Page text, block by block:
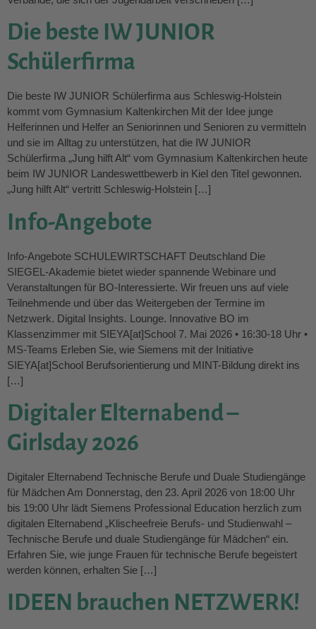
Die beste IW JUNIOR
Schülerfirma
Die beste IW JUNIOR Schülerfirma aus Schleswig-Holstein
kommt vom Gymnasium Kaltenkirchen Mit der Idee junge
Helferinnen und Helfer an Seniorinnen und Senioren zu vermitteln
und sie im Alltag zu unterstützen, hat die IW JUNIOR
Schülerfirma „Jung hilft Alt“ vom Gymnasium Kaltenkirchen heute
beim IW JUNIOR Landeswettbewerb in Kiel den Titel gewonnen.
„Jung hilft Alt“ vertritt Schleswig-Holstein […]
Info-Angebote
Info-Angebote SCHULEWIRTSCHAFT Deutschland Die
SIEGEL‑Akademie bietet wieder spannende Webinare und
Veranstaltungen für BO‑Interessierte. Wir freuen uns auf viele
Teilnehmende und über das Weitergeben der Termine im
Netzwerk. Digital Insights. Lounge. Innovative BO im
Klassenzimmer mit SIEYA[at]School 7. Mai 2026 • 16:30-18 Uhr •
MS-Teams Erleben Sie, wie Siemens mit der Initiative
SIEYA[at]School Berufsorientierung und MINT-Bildung direkt ins
[…]
Digitaler Elternabend –
Girlsday 2026
Digitaler Elternabend Technische Berufe und Duale Studiengänge
für Mädchen Am Donnerstag, den 23. April 2026 von 18:00 Uhr
bis 19:00 Uhr lädt Siemens Professional Education herzlich zum
digitalen Elternabend „Klischeefreie Berufs- und Studienwahl –
Technische Berufe und duale Studiengänge für Mädchen“ ein.
Erfahren Sie, wie junge Frauen für technische Berufe begeistert
werden können, erhalten Sie […]
IDEEN brauchen NETZWERK!